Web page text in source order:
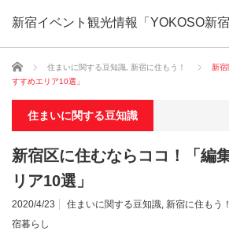
新宿イベント観光情報「YOKOSO新宿
ホーム 住まいに関する豆知識 新宿に住もう！
新宿
すすめエリア10選」
住まいに関する豆知識
新宿区に住むならココ！「編
リア10選」
2020/4/23 住まいに関する豆知識, 新宿に住もう！
宿暮らし